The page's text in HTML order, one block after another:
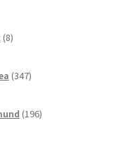
8izdelkov
347izdelkov
196izdelkov